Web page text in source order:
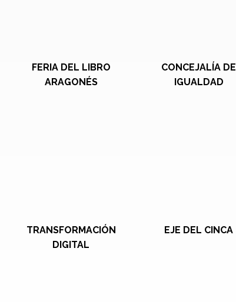
FERIA DEL LIBRO
ARAGONÉS
CONCEJALÍA DE
IGUALDAD
TRANSFORMACIÓN
DIGITAL
EJE DEL CINCA